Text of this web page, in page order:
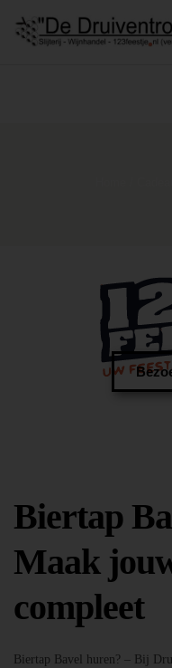
Biertap
Maak
compleet
Biertap Bavel huren? – Bij